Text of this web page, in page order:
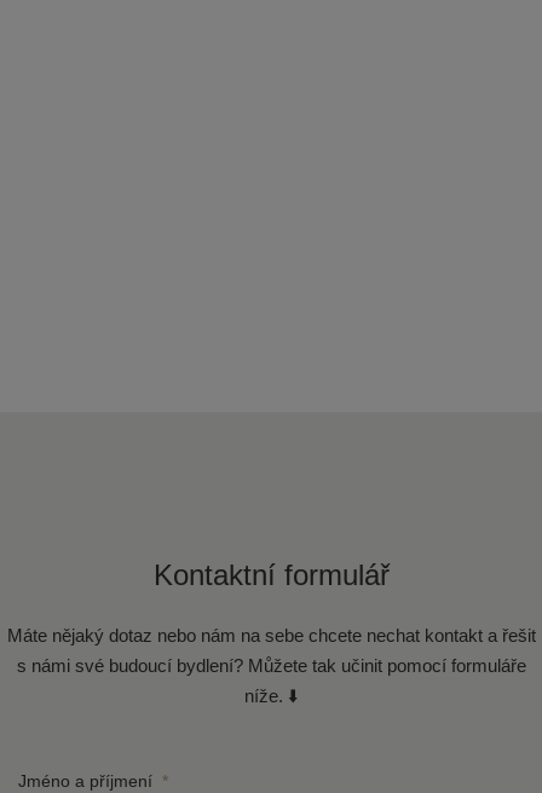
Kontaktní formulář
Máte nějaký dotaz nebo nám na sebe chcete nechat kontakt a řešit
s námi své budoucí bydlení? Můžete tak učinit pomocí formuláře
níže. ⬇️
Jméno a příjmení *